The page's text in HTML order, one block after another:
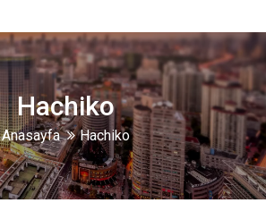
Hachiko
Anasayfa Hachiko